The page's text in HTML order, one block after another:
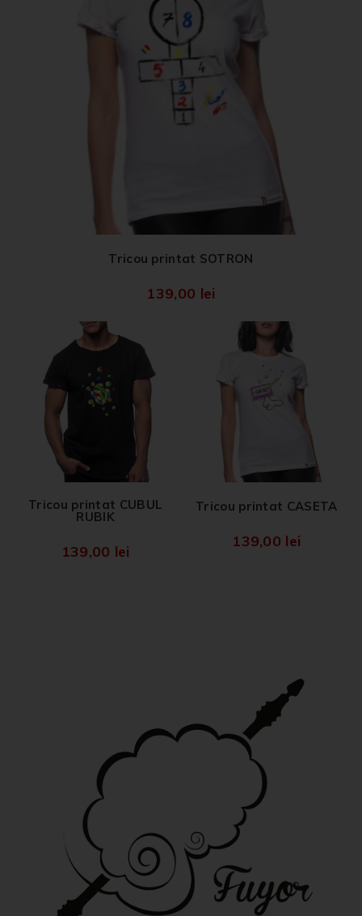
Tricou printat SOTRON
139,00 lei
Tricou printat CUBUL
RUBIK
139,00 lei
Tricou printat CASETA
139,00 lei